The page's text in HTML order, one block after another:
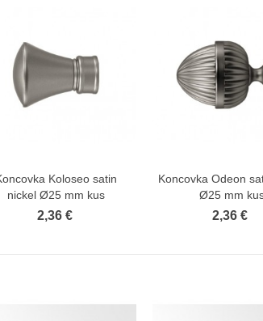
Zobraziť viac
Koloseo satin
nickel Ø25 mm kus
2,36 €
Zobraziť
Koncovka Odeon
Ø25 mm
2,36 €